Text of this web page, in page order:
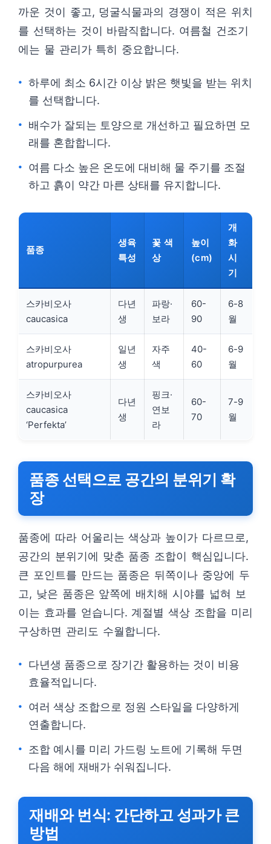
까운 것이 좋고, 덩굴식물과의 경쟁이 적은 위치
를 선택하는 것이 바람직합니다. 여름철 건조기
에는 물 관리가 특히 중요합니다.
하루에 최소 6시간 이상 밝은 햇빛을 받는 위치
를 선택합니다.
배수가 잘되는 토양으로 개선하고 필요하면 모
래를 혼합합니다.
여름 다소 높은 온도에 대비해 물 주기를 조절
하고 흙이 약간 마른 상태를 유지합니다.
품종
생육
특성
꽃 색
상
높이
(cm)
개
화
시
기
스카비오사
caucasica
다년
생
파랑·
보라
60-
90
6-8
월
스카비오사
atropurpurea
일년
생
자주
색
40-
60
6-9
월
스카비오사
caucasica
‘Perfekta’
다년
생
핑크·
연보
라
60-
70
7-9
월
품종 선택으로 공간의 분위기 확
장
품종에 따라 어울리는 색상과 높이가 다르므로,
공간의 분위기에 맞춘 품종 조합이 핵심입니다.
큰 포인트를 만드는 품종은 뒤쪽이나 중앙에 두
고, 낮은 품종은 앞쪽에 배치해 시야를 넓혀 보
이는 효과를 얻습니다. 계절별 색상 조합을 미리
구상하면 관리도 수월합니다.
다년생 품종으로 장기간 활용하는 것이 비용
효율적입니다.
여러 색상 조합으로 정원 스타일을 다양하게
연출합니다.
조합 예시를 미리 가드링 노트에 기록해 두면
다음 해에 재배가 쉬워집니다.
재배와 번식: 간단하고 성과가 큰
방법